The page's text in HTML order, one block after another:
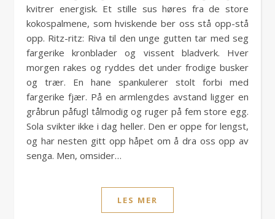
kvitrer energisk. Et stille sus høres fra de store
kokospalmene, som hviskende ber oss stå opp-stå
opp. Ritz-ritz: Riva til den unge gutten tar med seg
fargerike kronblader og vissent bladverk. Hver
morgen rakes og ryddes det under frodige busker
og trær. En hane spankulerer stolt forbi med
fargerike fjær. På en armlengdes avstand ligger en
gråbrun påfugl tålmodig og ruger på fem store egg.
Sola svikter ikke i dag heller. Den er oppe for lengst,
og har nesten gitt opp håpet om å dra oss opp av
senga. Men, omsider…
LES MER